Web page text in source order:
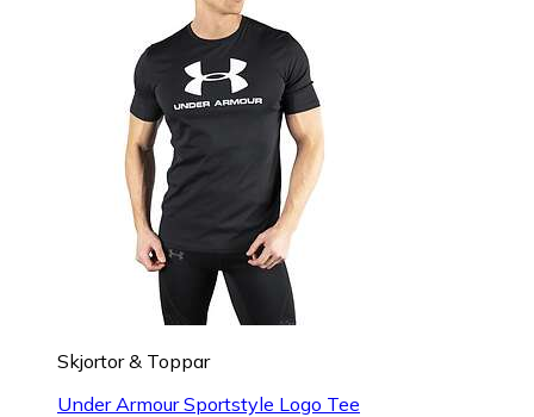
Skjortor & Toppar
Under Armour Sportstyle Logo Tee